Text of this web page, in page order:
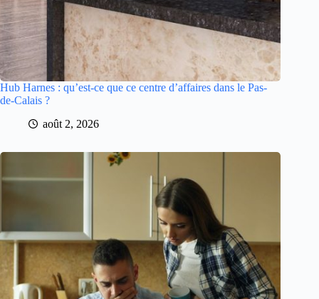
Hub Harnes : qu’est-ce que ce centre d’affaires dans le Pas-
de-Calais ?
août 2, 2026